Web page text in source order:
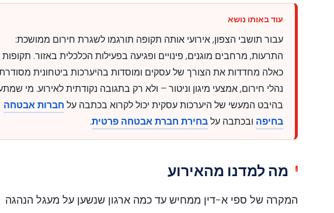
עבור תושבי הצפון, אירועי אותה תקופה תורגמו לשגרת חירום ממושכת:
התרעות, מרחבים מוגנים, פינויים ופגיעה בפעילות הכלכלית באזור. תקופות
כאלה מחדדות את הצורך של עסקים ומוסדות בהיערכות ביטחונית
נהלי חירום, אמצעי מיגון וניטור – ולא רק בתגובה נקודתית לאירוע. מי
בהיבט המעשי של היערכות עסקית יכול לקרוא בכתבה על חברות אבטחה
בחיפה ובכתבה עלבחירת חברת אבטחה פרטית.
מה למדנו מהאירוע
המקרה של ספי א-דין ממחיש עד כמה ארגון שנשען על מעגל הנהגה